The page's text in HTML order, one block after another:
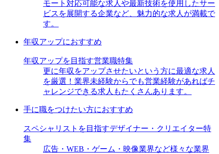
モート対応可能な求人や最新技術を使用したサー
ビスを展開する企業など、魅力的な求人が満載で
す。
年収アップにおすすめ
年収アップを目指す営業職特集
更に年収をアップさせたいという方に最適な求人
を厳選！業界未経験からでも営業経験があればチ
ャレンジできる求人もたくさんあります。
手に職をつけたい方におすすめ
スペシャリストを目指すデザイナー・クリエイター特
集
広告・WEB・ゲーム・映像業界など様々な業界